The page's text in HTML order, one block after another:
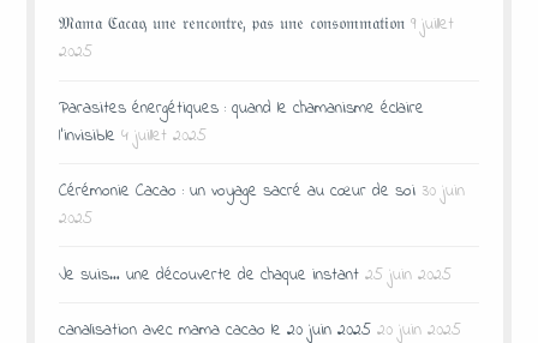
𝔐𝔞𝔪𝔞 ℭ𝔞𝔠𝔞𝔬, 𝔲𝔫𝔢 𝔯𝔢𝔫𝔠𝔬𝔫𝔱𝔯𝔢, 𝔭𝔞𝔰 𝔲𝔫𝔢 𝔠𝔬𝔫𝔰𝔬𝔪𝔪𝔞𝔱𝔦𝔬𝔫 9 juillet
2025
Parasites énergétiques : quand le chamanisme éclaire
l’invisible 4 juillet 2025
Cérémonie Cacao : un voyage sacré au cœur de soi 30 juin
2025
Je suis… une découverte de chaque instant 25 juin 2025
canalisation avec mama cacao le 20 juin 2025 20 juin 2025